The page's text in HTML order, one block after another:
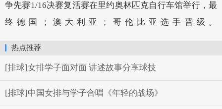
争先赛1/16决赛复活赛在里约奥林匹克自行车馆举行，最
终德国；澳大利亚；哥伦比亚选手晋级。
热点推荐
[排球]女排学子面对面 讲述故事分享球技
[排球]中国女排与学子合唱《年轻的战场》